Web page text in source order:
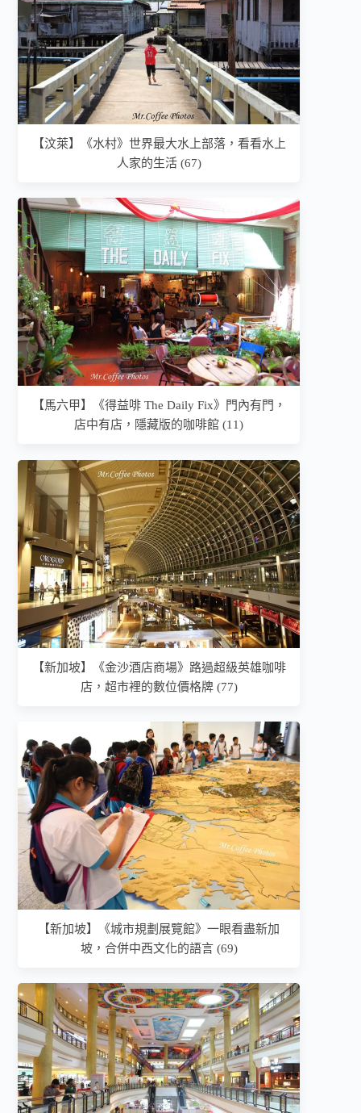
【汶萊】《水村》世界最大水上部落，看看水上
人家的生活 (67)
【馬六甲】《得益啡 The Daily Fix》門內有門，
店中有店，隱藏版的咖啡館 (11)
【新加坡】《金沙酒店商場》路過超級英雄咖啡
店，超市裡的數位價格牌 (77)
【新加坡】《城市規劃展覽館》一眼看盡新加
坡，合併中西文化的語言 (69)